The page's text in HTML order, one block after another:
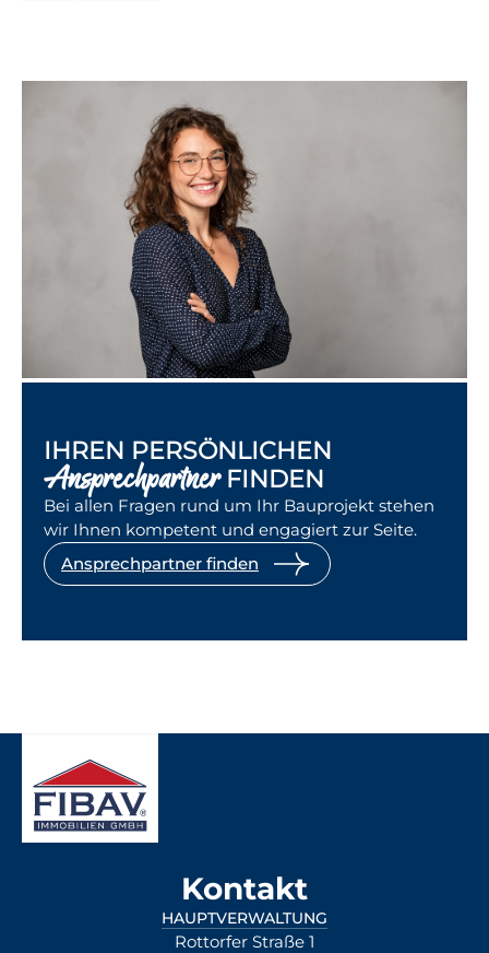
IHREN PERSÖNLICHEN
AnsprechpartnerFINDEN
Bei allen Fragen rund um Ihr Bauprojekt stehen
wir Ihnen kompetent und engagiert zur Seite.
Ansprechpartner finden
Kontakt
HAUPTVERWALTUNG
Rottorfer Straße 1